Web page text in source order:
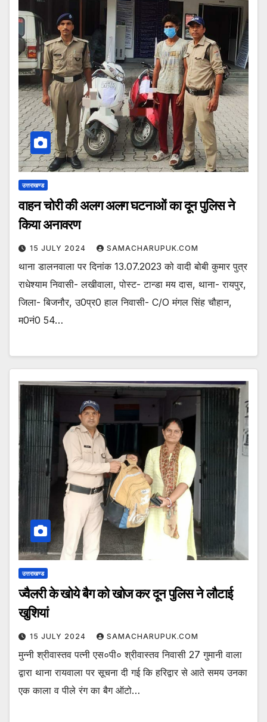
उत्तराखण्ड
वाहन चोरी की अलग अलग घटनाओं का दून पुलिस ने
किया अनावरण
15 JULY 2024 SAMACHARUPUK.COM
थाना डालनवाला पर दिनांक 13.07.2023 को वादी बोबी कुमार पुत्र
राधेश्याम निवासी- लखीवाला, पोस्ट- टान्डा मय दास, थाना- रायपुर,
जिला- बिजनौर, उ0प्र0 हाल निवासी- C/O मंगल सिंह चौहान,
म0नं0 54…
उत्तराखण्ड
ज्वैलरी के खोये बैग को खोज कर दून पुलिस ने लौटाई
खुशियां
15 JULY 2024 SAMACHARUPUK.COM
मुन्नी श्रीवास्तव पत्नी एस०पी० श्रीवास्तव निवासी 27 गुमानी वाला
द्वारा थाना रायवाला पर सूचना दी गई कि हरिद्वार से आते समय उनका
एक काला व पीले रंग का बैग ऑटो…